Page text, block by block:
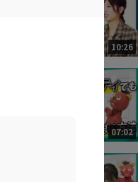
10:26
07:02